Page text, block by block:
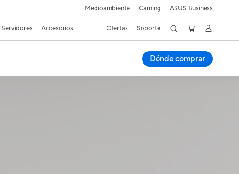
Medioambiente Gaming ASUS Business
Servidores Accesorios Ofertas Soporte
Dónde comprar